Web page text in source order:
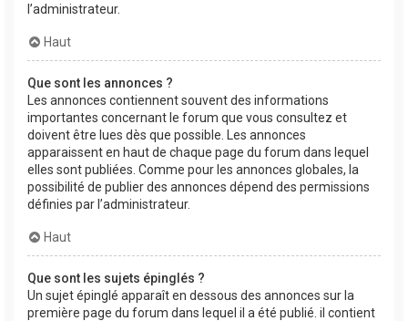
l’administrateur.
Haut
Que sont les annonces ?
Les annonces contiennent souvent des informations
importantes concernant le forum que vous consultez et
doivent être lues dès que possible. Les annonces
apparaissent en haut de chaque page du forum dans lequel
elles sont publiées. Comme pour les annonces globales, la
possibilité de publier des annonces dépend des permissions
définies par l’administrateur.
Haut
Que sont les sujets épinglés ?
Un sujet épinglé apparaît en dessous des annonces sur la
première page du forum dans lequel il a été publié. il contient